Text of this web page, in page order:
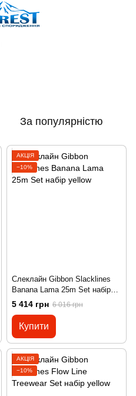
За популярністю
АКЦІЯ
−10%
Слеклайн Gibbon Slacklines
Banana Lama 25m Set набір
yellow
5 414 грн 6 016 грн
Купити
АКЦІЯ
−10%